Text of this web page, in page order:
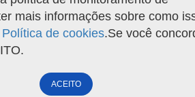
mais informações sobre como
Política de cookies.Se você
ACEITO